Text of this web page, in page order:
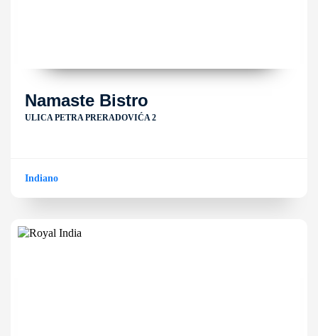
Namaste Bistro
ULICA PETRA PRERADOVIĆA 2
Indiano